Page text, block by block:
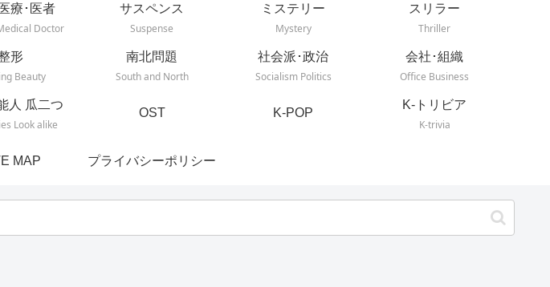
療･医者
Doctor
サスペンス
Suspense
ミステリー
Mystery
スリラー
Thriller
形
Beauty
南北問題
South and North
社会派･政治
Socialism Politics
会社･組織
Office Business
人 瓜二つ
Look alike
OST K-POP
K-トリビア
K-trivia
MAP プライバシーポリシー